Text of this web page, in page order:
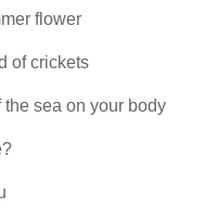
flower
of crickets
sea on your body